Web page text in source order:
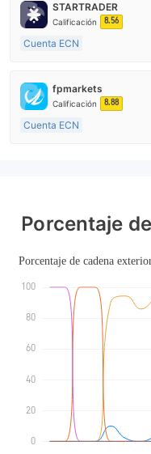
STARTRADER
Calificación 8.56
Cuenta ECN
Supervisión en Australia
fpmarkets
Calificación 8.88
Cuenta ECN
Porcentaje